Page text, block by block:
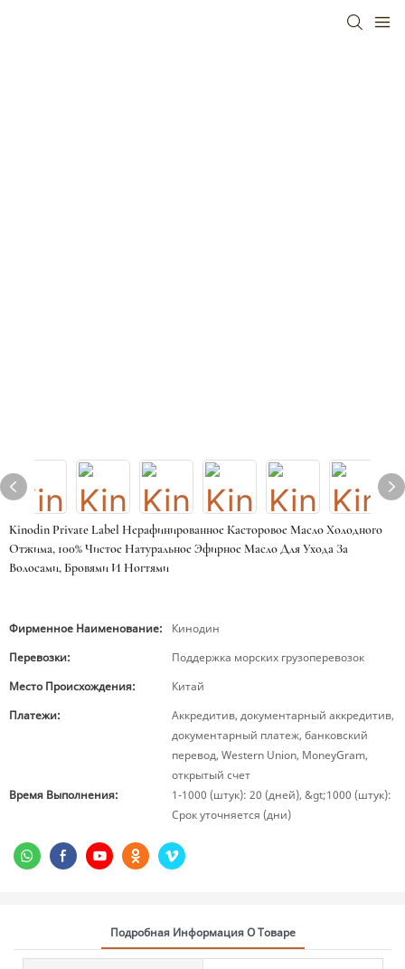
Kinodin Private Label Нерафинированное Касторовое Масло Холодного
Отжима, 100% Чистое Натуральное Эфирное Масло Для Ухода За
Волосами, Бровями И Ногтями
Фирменное Наименование:
Кинодин
Перевозки:
Поддержка морских грузоперевозок
Место Происхождения:
Китай
Платежи:
Аккредитив, документарный аккредитив,
документарный платеж, банковский
перевод, Western Union, MoneyGram,
открытый счет
Время Выполнения:
1-1000 (штук): 20 (дней), &gt;1000 (штук):
Срок уточняется (дни)
Подробная Информация О Товаре